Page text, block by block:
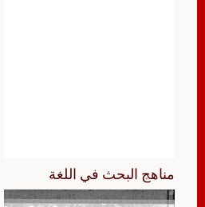
مناهج البحث في اللغة